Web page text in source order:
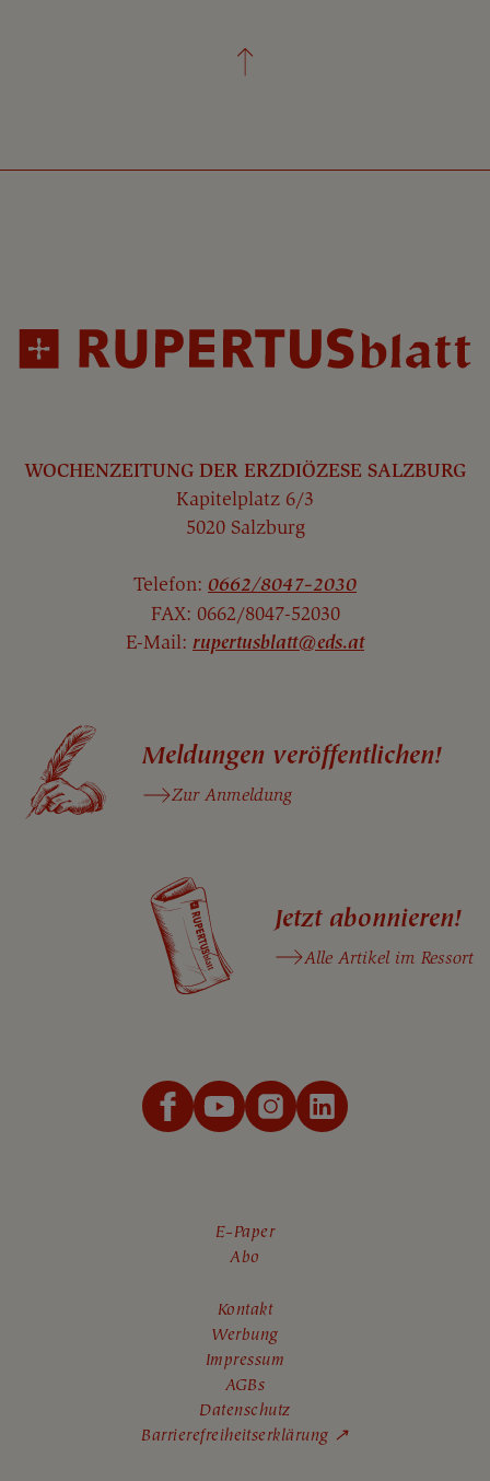
WOCHENZEITUNG DER ERZDIÖZESE SALZBURG
Kapitelplatz 6/3
5020 Salzburg
Telefon: 0662/8047-2030
FAX: 0662/8047-52030
E-Mail: rupertusblatt@eds.at
Meldungen veröffentlichen!
Zur Anmeldung
Jetzt abonnieren!
Alle Artikel im Ressort
E-Paper
Abo
Kontakt
Werbung
Impressum
AGBs
Datenschutz
Barrierefreiheitserklärung ↗